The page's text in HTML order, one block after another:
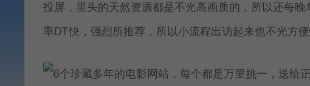
投屏，里头的天然资源都是不光高画质的，所以还每
率DT快，强烈所推荐，所以小流程出访起来也不光方